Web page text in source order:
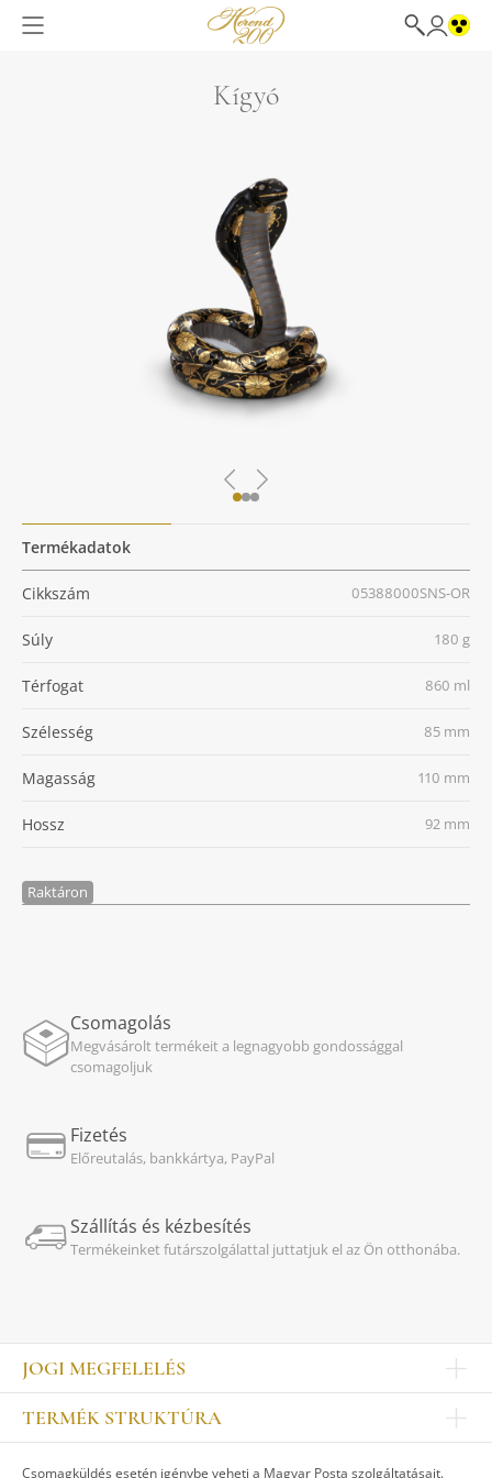
Kígyó
Termékadatok
Cikkszám 05388000SNS-OR
Súly 180 g
Térfogat 860 ml
Szélesség 85 mm
Magasság 110 mm
Hossz 92 mm
Raktáron
Csomagolás
Megvásárolt termékeit a legnagyobb gondossággal
csomagoljuk
Fizetés
Előreutalás, bankkártya, PayPal
Szállítás és kézbesítés
Termékeinket futárszolgálattal juttatjuk el az Ön otthonába.
JOGI MEGFELELÉS
Impresszum
Kapcsolat
TERMÉK STRUKTÚRA
Csomagküldés esetén igénybe veheti a Magyar Posta szolgáltatásait.